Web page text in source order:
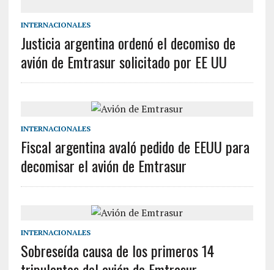
INTERNACIONALES
Justicia argentina ordenó el decomiso de
avión de Emtrasur solicitado por EE UU
INTERNACIONALES
Fiscal argentina avaló pedido de EEUU para
decomisar el avión de Emtrasur
INTERNACIONALES
Sobreseída causa de los primeros 14